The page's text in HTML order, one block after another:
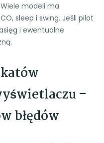
modeli ma
sleep i swing. Jeśli pilot
i ewentualne
–
błędów